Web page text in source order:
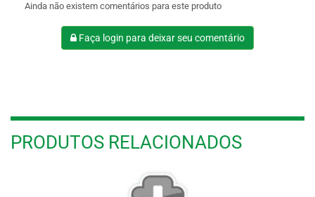
Ainda não existem comentários para este produto
Faça login para deixar seu comentário
PRODUTOS RELACIONADOS